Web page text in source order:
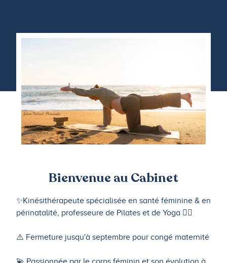
Bienvenue au Cabinet
✨Kinésithérapeute spécialisée en santé féminine & en
périnatalité, professeure de Pilates et de Yoga 🧘‍♀️
⚠️ Fermeture jusqu'à septembre pour congé maternité